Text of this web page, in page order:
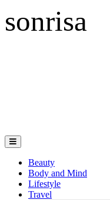
sonrisa
Beauty
Body and Mind
Lifestyle
Travel